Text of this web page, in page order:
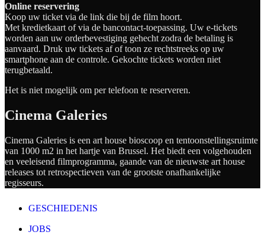
Online reservering
Koop uw ticket via de link die bij de film hoort.
Met kredietkaart of via de bancontact-toepassing. Uw e-tickets
worden aan uw orderbevestiging gehecht zodra de betaling is
aanvaard. Druk uw tickets af of toon ze rechtstreeks op uw
smartphone aan de controle. Gekochte tickets worden niet
terugbetaald.
Het is niet mogelijk om per telefoon te reserveren.
Cinema Galeries
Cinema Galeries is een art house bioscoop en tentoonstellingsruimte
van 1000 m2 in het hartje van Brussel. Het biedt een volgehouden
en veeleisend filmprogramma, gaande van de nieuwste art house
releases tot retrospectieven van de grootste onafhankelijke
regisseurs.
GESCHIEDENIS
JOBS